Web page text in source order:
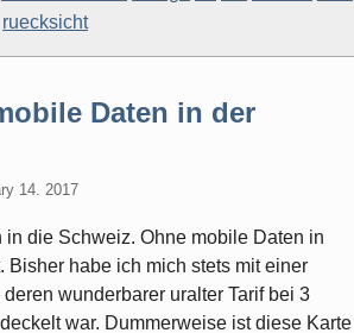
ruecksicht
Daten in der
14. 2017
in die Schweiz. Ohne mobile Daten in
habe ich mich stets mit einer
wunderbarer uralter Tarif bei 3
war. Dummerweise ist diese Karte